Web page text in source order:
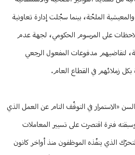
الملحّة، بينما سجّلت إدارة تعاونية
على المرسوم الحكومي، لجهة عدم
لتقاضيهم مدفوعات المفعول الرجعي
زملائهم في القطاع العام.
«الاستمرار في التوقّف التام عن العمل الذي
فترة اقتصرت على تسيير المعاملات
الذي ينفّذه الموظفون منذ أواخر كانون